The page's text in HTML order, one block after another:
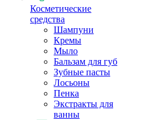
Косметические
средства
Шампуни
Кремы
Мыло
Бальзам для губ
Зубные пасты
Лосьоны
Пенка
Экстракты для
ванны